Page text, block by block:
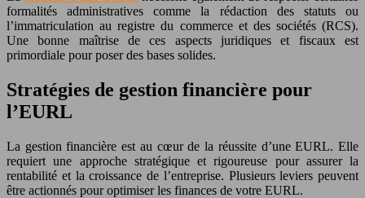
formalités administratives comme la rédaction des statuts ou
l’immatriculation au registre du commerce et des sociétés (RCS).
Une bonne maîtrise de ces aspects juridiques et fiscaux est
primordiale pour poser des bases solides.
Stratégies de gestion financière pour
l’EURL
La gestion financière est au cœur de la réussite d’une EURL. Elle
requiert une approche stratégique et rigoureuse pour assurer la
rentabilité et la croissance de l’entreprise. Plusieurs leviers peuvent
être actionnés pour optimiser les finances de votre EURL.